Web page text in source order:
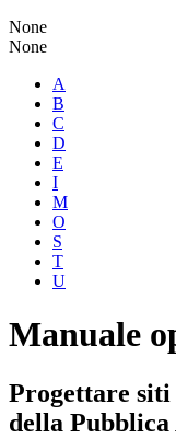
None
None
A
B
C
D
E
I
M
O
S
T
U
Manuale
Progettare
della